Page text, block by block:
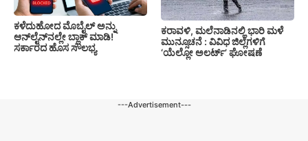
ಕಳೆದುಹೋದ ಮೊಬೈಲ್ ಅನ್ನು
ಆನ್‌ಲೈನ್‌ನಲ್ಲೇ ಬ್ಲಾಕ್ ಮಾಡಿ!
ಸರ್ಕಾರದ ಹೊಸ ಸೌಲಭ್ಯ
ಕರಾವಳಿ, ಮಲೆನಾಡಿನಲ್ಲಿ ಭಾರಿ ಮಳೆ
ಮುನ್ಸೂಚನೆ : ವಿವಿಧ ಜಿಲ್ಲೆಗಳಿಗೆ
‘ಯೆಲ್ಲೋ ಅಲರ್ಟ್’ ಘೋಷಣೆ
---Advertisement---